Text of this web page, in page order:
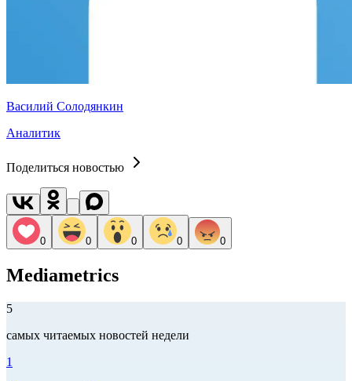
Василий Солодянкин
Аналитик
Поделиться новостью
0 0 0 0 0
Mediametrics
5
самых читаемых новостей недели
1